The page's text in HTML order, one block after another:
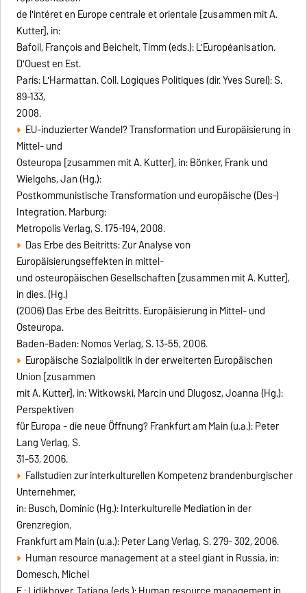
de l'intéret en Europe centrale et orientale [zusammen mit A.
Kutter], in:
Bafoil, François and Beichelt, Timm (eds.): L'Européanisation.
D'Ouest en Est.
Paris: L'Harmattan. Coll. Logiques Politiques (dir. Yves Surel): S.
89-133,
2008.
EU-induzierter Wandel? Transformation und Europäisierung in
Mittel- und
Osteuropa [zusammen mit A. Kutter], in: Bönker, Frank und
Wielgohs, Jan (Hg.):
Postkommunistische Transformation und europäische (Des-)
Integration. Marburg:
Metropolis Verlag, S. 175-194, 2008.
Das Erbe des Beitritts: Zur Analyse von
Europäisierungseffekten in mittel-
und osteuropäischen Gesellschaften [zusammen mit A. Kutter],
in dies. (Hg.)
(2006) Das Erbe des Beitritts. Europäisierung in Mittel- und
Osteuropa.
Baden-Baden: Nomos Verlag, S. 13-55, 2006.
Europäische Sozialpolitik in der erweiterten Europäischen
Union [zusammen
mit A. Kutter], in: Witkowski, Marcin und Dlugosz, Joanna (Hg.):
Perspektiven
für Europa - die neue Öffnung? Frankfurt am Main (u.a.): Peter
Lang Verlag, S.
31-53, 2006.
Fallstudien zur interkulturellen Kompetenz brandenburgischer
Unternehmer,
in: Busch, Dominic (Hg.): Interkulturelle Mediation in der
Grenzregion.
Frankfurt am Main (u.a.): Peter Lang Verlag, S. 279- 302, 2006.
Human resource management at a steel giant in Russia, in:
Domesch, Michel